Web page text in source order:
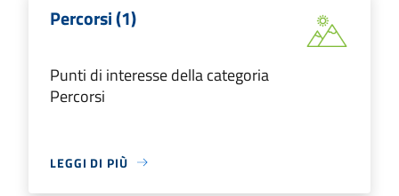
Percorsi (1)
Punti di interesse della categoria
Percorsi
LEGGI DI PIÙ